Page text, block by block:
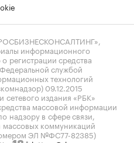
информационного
о регистрации средства
службой
технологий
09.12.2015
издания «РБК»
массовой информации
надзору в сфере связи,
коммуникаций
ЭЛ №ФС77-82385)